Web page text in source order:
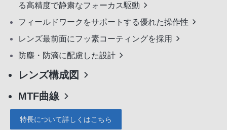
る高精度で静粛なフォーカス駆動
フィールドワークをサポートする優れた操作性
レンズ最前面にフッ素コーティングを採用
防塵・防滴に配慮した設計
レンズ構成図
MTF曲線
特長について詳しくはこちら